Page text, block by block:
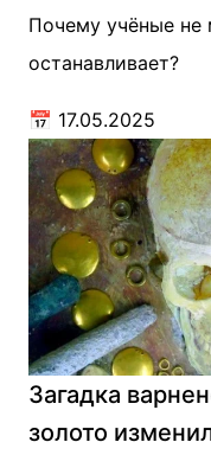
Почему учёные не
останавливает?
📅 17.05.2025
Загадка
золото